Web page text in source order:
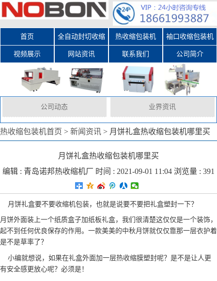
首页 全自动封切收缩
包装机
热收缩包装机 袖口收缩包装机
视频展示 网站资讯 联系我们 公司简介
公司动态 业界资讯
热收缩包装机首页 > 新闻资讯 > 月饼礼盒热收缩包装机哪里买
月饼礼盒热收缩包装机哪里买
编辑 : 青岛诺邦热收缩机厂 时间 : 2021-09-01 11:04 浏览量 : 391
月饼礼盒要不要收缩机包装，也就是说要不要把礼盒塑封一下？
月饼外面装上一个纸质盒子加纸板礼盒，我们很清楚这仅仅是一个装饰，
起不到任何优良保存的作用。一款美美的中秋月 饼就仅仅靠那一层衣护着
是不是草率了？
小编就想说，如果在礼盒外面加一层热收缩膜塑封呢？是不是让人更
有安全感更放心呢？必须是！